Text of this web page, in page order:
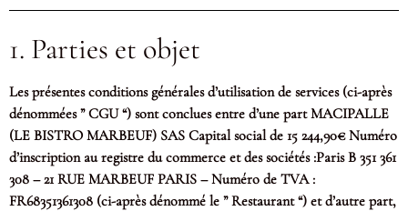
1. Parties et objet
Les présentes conditions générales d’utilisation de services (ci-après
dénommées ” CGU “) sont conclues entre d’une part MACIPALLE
(LE BISTRO MARBEUF) SAS Capital social de 15 244,90€ Numéro
d’inscription au registre du commerce et des sociétés :Paris B 351 361
308 – 21 RUE MARBEUF PARIS – Numéro de TVA :
FR68351361308 (ci-après dénommé le ” Restaurant “) et d’autre part,